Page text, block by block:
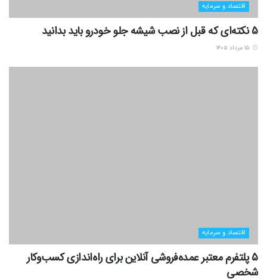
اقتصاد و سرمایه
5 نکته‌ای که قبل از نصب شیشه جلو خودرو باید بدانید
اقتصاد و سرمایه
5 پلتفرم معتبر عمده‌فروشی آنلاین برای راه‌اندازی کسب‌وکار
شخصی